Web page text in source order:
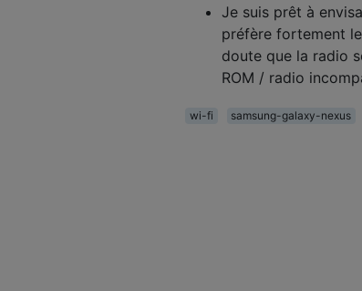
Je suis prêt à
préfère fortement
doute que la radio
ROM / radio
wi-fi samsung-galaxy-nexus